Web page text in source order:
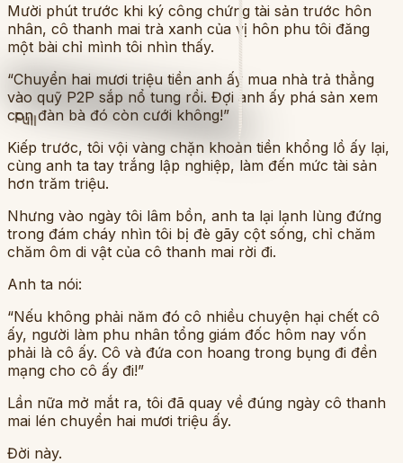
Full
Mười phút trước khi ký công chứng tài sản trước hôn
nhân, cô thanh mai trà xanh của vị hôn phu tôi đăng
một bài chỉ mình tôi nhìn thấy.
“Chuyển hai mươi triệu tiền anh ấy mua nhà trả thẳng
vào quỹ P2P sắp nổ tung rồi. Đợi anh ấy phá sản xem
con đàn bà đó còn cưới không!”
Kiếp trước, tôi vội vàng chặn khoản tiền khổng lồ ấy lại,
cùng anh ta tay trắng lập nghiệp, làm đến mức tài sản
hơn trăm triệu.
Nhưng vào ngày tôi lâm bồn, anh ta lại lạnh lùng đứng
trong đám cháy nhìn tôi bị đè gãy cột sống, chỉ chăm
chăm ôm di vật của cô thanh mai rời đi.
Anh ta nói:
“Nếu không phải năm đó cô nhiều chuyện hại chết cô
ấy, người làm phu nhân tổng giám đốc hôm nay vốn
phải là cô ấy. Cô và đứa con hoang trong bụng đi đền
mạng cho cô ấy đi!”
Lần nữa mở mắt ra, tôi đã quay về đúng ngày cô thanh
mai lén chuyển hai mươi triệu ấy.
Đời này.